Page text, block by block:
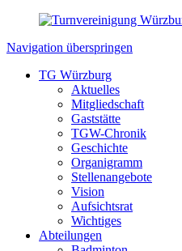
Navigation überspringen
TG Würzburg
Aktuelles
Mitgliedschaft
Gaststätte
TGW-Chronik
Geschichte
Organigramm
Stellenangebote
Vision
Aufsichtsrat
Wichtiges
Abteilungen